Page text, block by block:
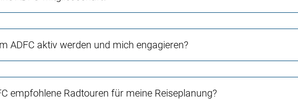
ADFC aktiv werden und mich engagieren?
empfohlene Radtouren für meine Reiseplanung?